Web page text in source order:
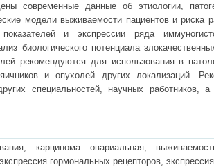
современные данные об этиологии,
модели выживаемости пациентов и риска
и экспрессии ряда
биологического потенциала
рекомендуются для использования в
и опухолей других локализаций.
специальностей, научных работников,
карцинома овариальная,
гормональных рецепторов,